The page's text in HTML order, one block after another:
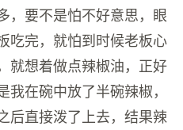
，要不是怕不好意思，眼
吃完，就怕到时候老板心
就想着做点辣椒油，正好
我在碗中放了半碗辣椒，
后直接泼了上去，结果辣